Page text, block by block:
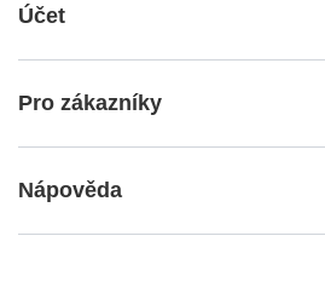
Účet
Pro zákazníky
Nápověda